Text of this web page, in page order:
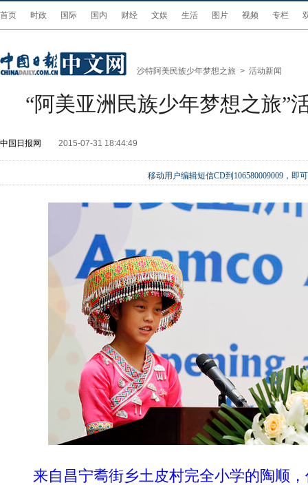
首页 时政 国际 国内 财经 文娱 生活 图片 视频 专栏
沙特阿美民族少年梦想之旅 > 活动新闻
“阿美亚洲民族少年梦想之旅”
中国日报网 2015-07-31 18:44:49
移动用户编辑短信CD到106580009009，即
来自昌宁耈街乡土皮村完全小学的陶顺